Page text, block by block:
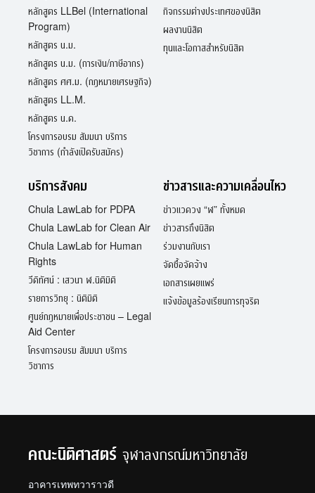
หลักสูตร LLBel (International
Program)
หลักสูตร น.ม.
หลักสูตร น.ม. (การเงิน/ภาษีอากร)
หลักสูตร ศศ.ม. (กฎหมายเศรษฐกิจ)
หลักสูตร LL.M.
หลักสูตร น.ด.
โครงการอบรม สัมมนา บริการ
วิชาการ (กำลังเปิดรับสมัคร)
กิจกรรมต่างประเทศของนิสิต
ผลงานนิสิต
ทุนและโอกาสสำหรับนิสิต
บริการสังคม
Chula LawLab for PDPA
Chula LawLab for Clean Air
Chula LawLab for Human
Rights
วีดิทัศน์ : เสวนา ฬ.นิติมิติ
รายการวิทยุ : นิติมิติ
ศูนย์กฎหมายเพื่อประชาชน – Legal
Aid Center
โครงการอบรม สัมมนา บริการ
วิชาการ
ข่าวสารและความเคลื่อนไหว
ข่าวแวดวง “ฬ” ทั้งหมด
ข่าวสารถึงนิสิต
ร่วมงานกับเรา
จัดซื้อจัดจ้าง
เอกสารเผยแพร่
แจ้งข้อมูลร้องเรียนการทุจริต
คณะนิติศาสตร์ จุฬาลงกรณ์มหาวิทยาลัย
อาคารเทพทวาราวดี